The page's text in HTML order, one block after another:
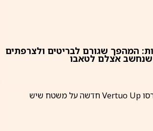
40 מעלות: המהפך שגורם לבריטים ולצרפתים
אצלם לטאבו